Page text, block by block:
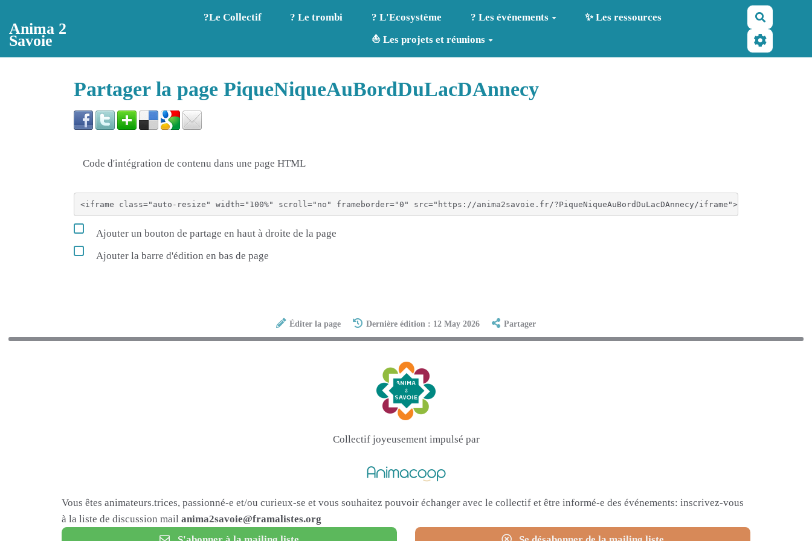
Anima 2
Savoie
?️Le Collectif ? Le trombi ? L'Ecosystème ? Les événements
✨ Les ressources
⛵ Les projets et réunions
Partager la page PiqueNiqueAuBordDuLacDAnnecy
Code d'intégration de contenu dans une page HTML
Ajouter un bouton de partage en haut à droite de la page
Ajouter la barre d'édition en bas de page
Éditer la page Dernière édition : 12 May 2026 Partager
Collectif joyeusement impulsé par
Vous êtes animateurs.trices, passionné-e et/ou curieux-se et vous souhaitez pouvoir échanger avec le collectif et être informé-e des événements: inscrivez-vous
à la liste de discussion mail anima2savoie@framalistes.org